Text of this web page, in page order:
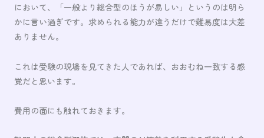
において、「一般より総合型のほうが易しい」というのは明ら
かに言い過ぎです。求められる能力が違うだけで難易度は大差
ありません。
これは受験の現場を見てきた人であれば、おおむね一致する感
覚だと思います。
費用の面にも触れておきます。